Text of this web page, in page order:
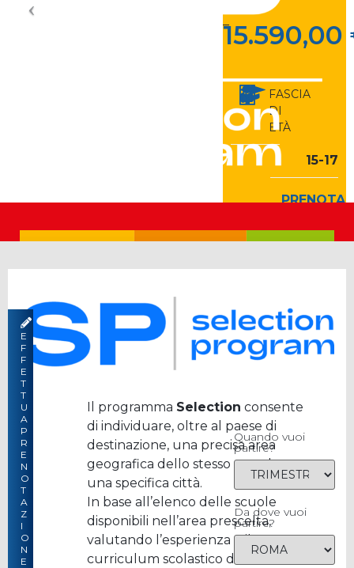
–
15.590,00
FASCIA
DI
ETÀ
15-17
TIPO
Pubblica
SELECTION
PRENOTA
VACANZA
10.290,00
15.590,00
Quando vuoi
partire?
Da dove vuoi
partire?
E
F
F
E
T
T
U
A
P
R
E
N
O
T
A
Z
I
O
N
E
Il programma Selection consente
di individuare, oltre al paese di
destinazione, una precisa area
geografica dello stesso o anche
una specifica città.
In base all’elenco delle scuole
disponibili nell’area prescelta,
valutando l’esperienza e il
curriculum scolastico dello